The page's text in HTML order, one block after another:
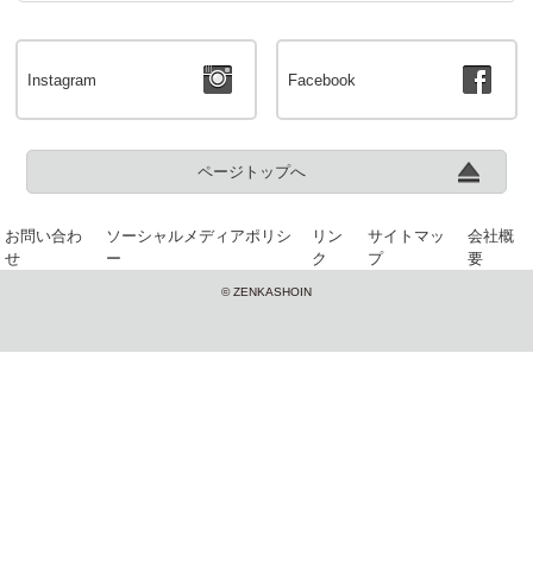
Instagram Facebook
ページトップへ
お問い合わ
せ
ソーシャルメディアポリシ
ー
リン
ク
サイトマッ
プ
会社概
要
© ZENKASHOIN